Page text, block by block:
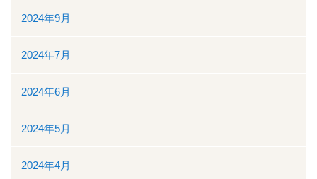
臨床工学課
地域医療連携
地域医療連携の業務
患者様の紹介
医療福祉相談
2024年9月
2024年7月
2024年6月
2024年5月
2024年4月